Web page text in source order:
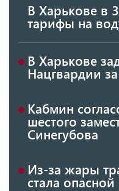
В Харькове в
тарифы на
В Харькове
Нацгвардии
Кабмин
шестого
Синегубова
Из-за жары
стала опасной